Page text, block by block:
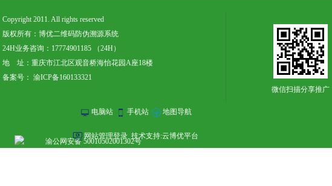
Copyright 2011. All rights reserved
版权所有：博优二维码防伪溯源系统
24H业务咨询：17774901185 （24H）
地 址：重庆市江北区观音桥海怡花园A座18楼
备案号： 渝ICP备160133321
渝公网安备 50010502001302号
微信扫描分享推广
电脑站 手机站 地图导航
网站管理登录 技术支持:云博优平台